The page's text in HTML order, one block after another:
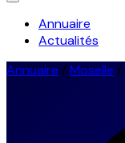
Annuaire
Actualités
Annuaire /Moselle /